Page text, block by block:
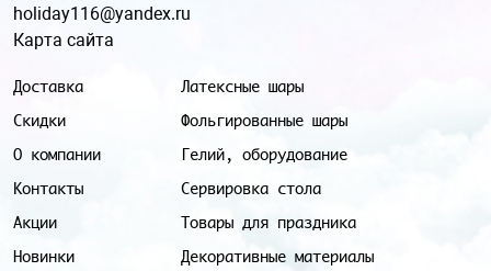
Доставка
Скидки
О компании
Контакты
Акции
Новинки
Латексные шары
Фольгированные шары
Гелий, оборудование
Сервировка стола
Товары для праздника
Декоративные материалы
holiday116@yandex.ru
Карта сайта